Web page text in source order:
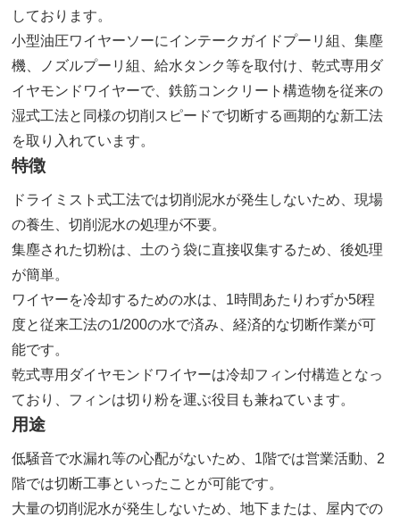
しております。
小型油圧ワイヤーソーにインテークガイドプーリ組、集塵
機、ノズルプーリ組、給水タンク等を取付け、乾式専用ダ
イヤモンドワイヤーで、鉄筋コンクリート構造物を従来の
湿式工法と同様の切削スピードで切断する画期的な新工法
を取り入れています。
特徴
ドライミスト式工法では切削泥水が発生しないため、現場
の養生、切削泥水の処理が不要。
集塵された切粉は、土のう袋に直接収集するため、後処理
が簡単。
ワイヤーを冷却するための水は、1時間あたりわずか5ℓ程
度と従来工法の1/200の水で済み、経済的な切断作業が可
能です。
乾式専用ダイヤモンドワイヤーは冷却フィン付構造となっ
ており、フィンは切り粉を運ぶ役目も兼ねています。
用途
低騒音で水漏れ等の心配がないため、1階では営業活動、2
階では切断工事といったことが可能です。
大量の切削泥水が発生しないため、地下または、屋内での